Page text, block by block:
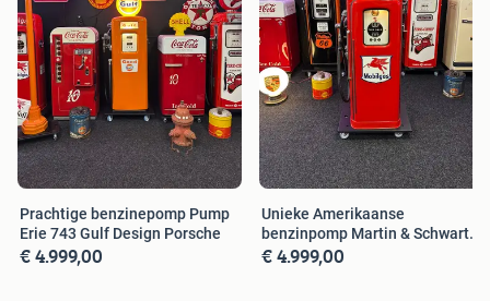
Prachtige benzinepomp Pump
Erie 743 Gulf Design Porsche
€ 4.999,00
Unieke Amerikaanse
benzinpomp Martin & Schwartz
80 Mobilgas
€ 4.999,00